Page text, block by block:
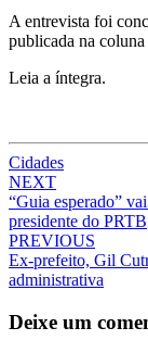
A entrevista foi
publicada na
Leia a íntegra.
Cidades
Post
navigation
NEXT
“Guia esperado”
presidente do PRTB
PREVIOUS
Ex-prefeito, Gil
administrativa
Deixe um